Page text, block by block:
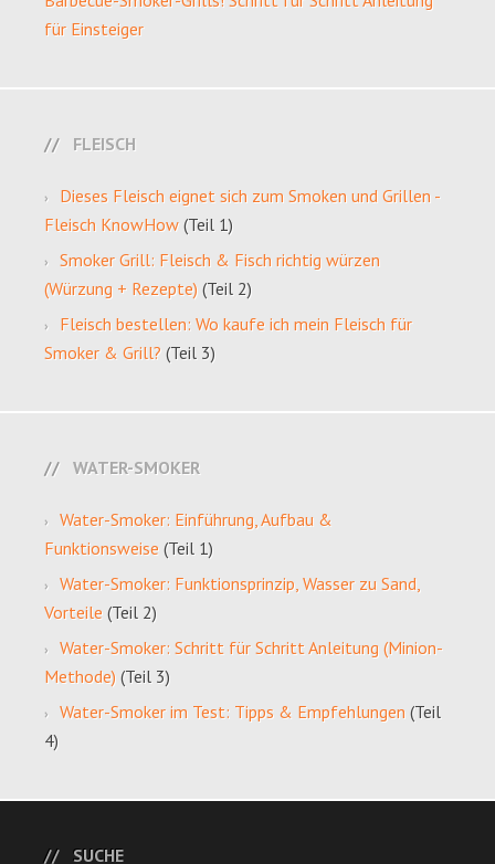
für Einsteiger
FLEISCH
Dieses Fleisch eignet sich zum Smoken und Grillen -
Fleisch KnowHow (Teil 1)
Smoker Grill: Fleisch & Fisch richtig würzen
(Würzung + Rezepte) (Teil 2)
Fleisch bestellen: Wo kaufe ich mein Fleisch für
Smoker & Grill? (Teil 3)
WATER-SMOKER
Water-Smoker: Einführung, Aufbau &
Funktionsweise (Teil 1)
Water-Smoker: Funktionsprinzip, Wasser zu Sand,
Vorteile (Teil 2)
Water-Smoker: Schritt für Schritt Anleitung (Minion-
Methode) (Teil 3)
Water-Smoker im Test: Tipps & Empfehlungen (Teil
4)
SUCHE